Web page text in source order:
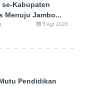
se-Kabupaten
Menuju Jambo...
5 Agt 2026
Pendidikan